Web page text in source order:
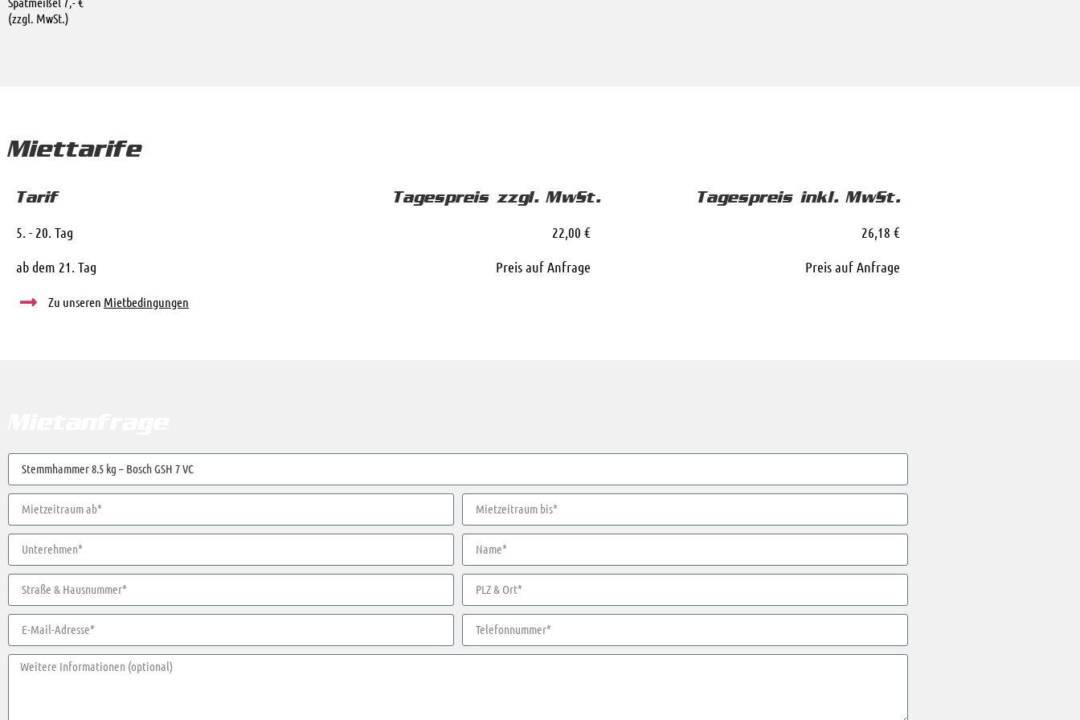
(zzgl. MwSt.)
Miettarife
Tarif Tagespreis zzgl. MwSt.
Tagespreis inkl. MwSt.
5. - 20. Tag
22,00 €
26,18 €
ab dem 21. Tag
Preis auf Anfrage Preis auf Anfrage
Zu unseren Mietbedingungen